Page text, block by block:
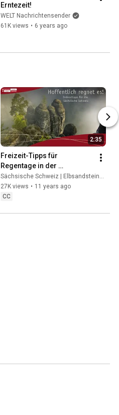
Erntezeit!
WELT Nachrichtensender
61K views • 6 years ago
2:35
Freizeit-Tipps für
Regentage in der
Sächsischen Schweiz
Sächsische Schweiz | Elbsandsteingebirge
27K views • 11 years ago
CC